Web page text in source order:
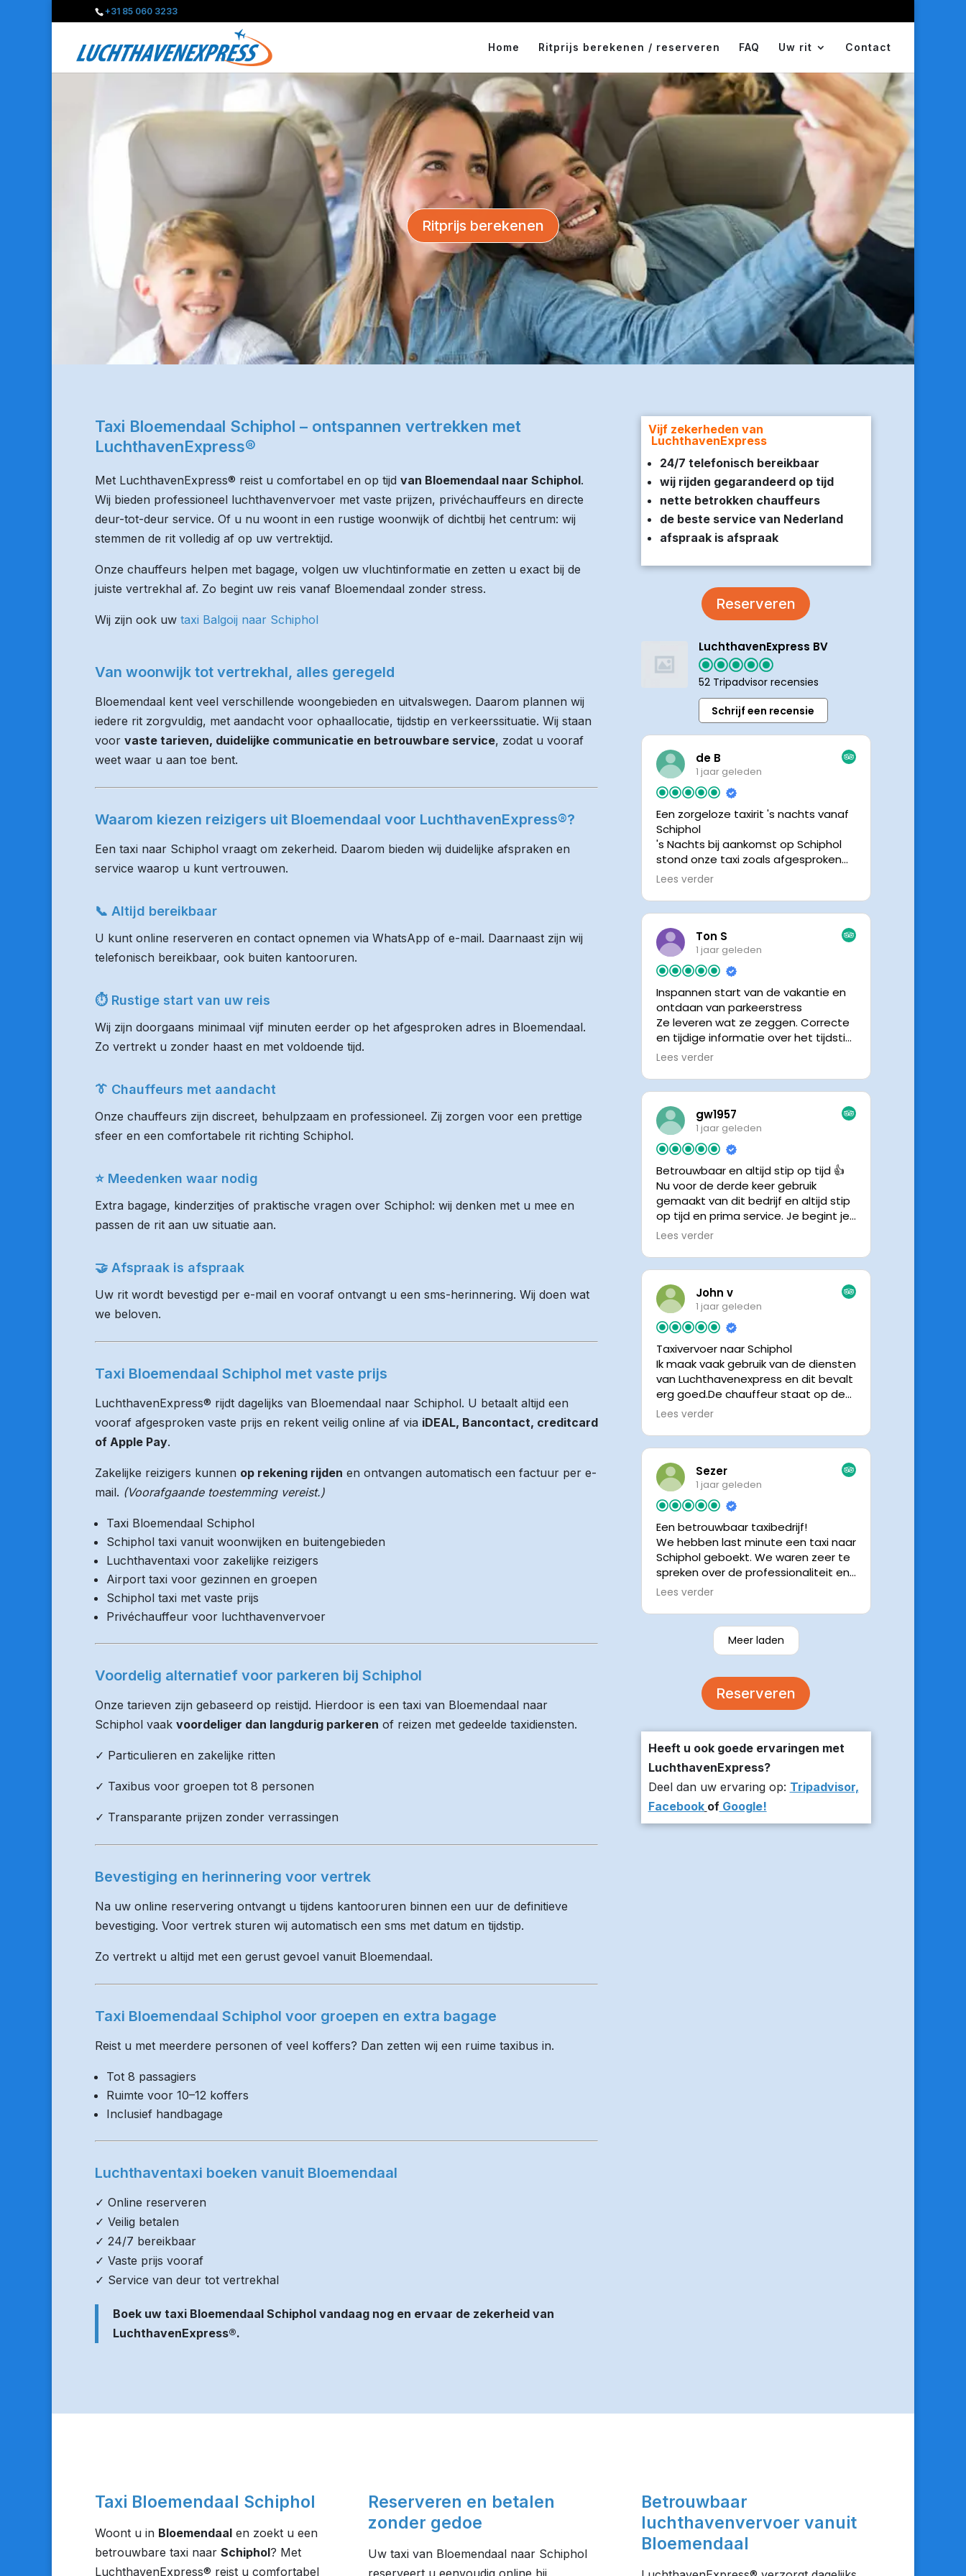
+31 85 060 3233
Home Ritprijs berekenen / reserveren FAQ Uw rit Contact
Ritprijs berekenen
Taxi Bloemendaal Schiphol – ontspannen vertrekken met
LuchthavenExpress®
Met LuchthavenExpress® reist u comfortabel en op tijd van Bloemendaal naar Schiphol.
Wij bieden professioneel luchthavenvervoer met vaste prijzen, privéchauffeurs en directe
deur-tot-deur service. Of u nu woont in een rustige woonwijk of dichtbij het centrum: wij
stemmen de rit volledig af op uw vertrektijd.
Onze chauffeurs helpen met bagage, volgen uw vluchtinformatie en zetten u exact bij de
juiste vertrekhal af. Zo begint uw reis vanaf Bloemendaal zonder stress.
Wij zijn ook uw taxi Balgoij naar Schiphol
Van woonwijk tot vertrekhal, alles geregeld
Bloemendaal kent veel verschillende woongebieden en uitvalswegen. Daarom plannen wij
iedere rit zorgvuldig, met aandacht voor ophaallocatie, tijdstip en verkeerssituatie. Wij staan
voor vaste tarieven, duidelijke communicatie en betrouwbare service, zodat u vooraf
weet waar u aan toe bent.
Waarom kiezen reizigers uit Bloemendaal voor LuchthavenExpress®?
Een taxi naar Schiphol vraagt om zekerheid. Daarom bieden wij duidelijke afspraken en
service waarop u kunt vertrouwen.
📞 Altijd bereikbaar
U kunt online reserveren en contact opnemen via WhatsApp of e-mail. Daarnaast zijn wij
telefonisch bereikbaar, ook buiten kantooruren.
⏱ Rustige start van uw reis
Wij zijn doorgaans minimaal vijf minuten eerder op het afgesproken adres in Bloemendaal.
Zo vertrekt u zonder haast en met voldoende tijd.
👔 Chauffeurs met aandacht
Onze chauffeurs zijn discreet, behulpzaam en professioneel. Zij zorgen voor een prettige
sfeer en een comfortabele rit richting Schiphol.
⭐ Meedenken waar nodig
Extra bagage, kinderzitjes of praktische vragen over Schiphol: wij denken met u mee en
passen de rit aan uw situatie aan.
🤝 Afspraak is afspraak
Uw rit wordt bevestigd per e-mail en vooraf ontvangt u een sms-herinnering. Wij doen wat
we beloven.
Taxi Bloemendaal Schiphol met vaste prijs
LuchthavenExpress® rijdt dagelijks van Bloemendaal naar Schiphol. U betaalt altijd een
vooraf afgesproken vaste prijs en rekent veilig online af via iDEAL, Bancontact, creditcard
of Apple Pay.
Zakelijke reizigers kunnen op rekening rijden en ontvangen automatisch een factuur per e-
mail. (Voorafgaande toestemming vereist.)
Taxi Bloemendaal Schiphol
Schiphol taxi vanuit woonwijken en buitengebieden
Luchthaventaxi voor zakelijke reizigers
Airport taxi voor gezinnen en groepen
Schiphol taxi met vaste prijs
Privéchauffeur voor luchthavenvervoer
Voordelig alternatief voor parkeren bij Schiphol
Onze tarieven zijn gebaseerd op reistijd. Hierdoor is een taxi van Bloemendaal naar
Schiphol vaak voordeliger dan langdurig parkeren of reizen met gedeelde taxidiensten.
✓ Particulieren en zakelijke ritten
✓ Taxibus voor groepen tot 8 personen
✓ Transparante prijzen zonder verrassingen
Bevestiging en herinnering voor vertrek
Na uw online reservering ontvangt u tijdens kantooruren binnen een uur de definitieve
bevestiging. Voor vertrek sturen wij automatisch een sms met datum en tijdstip.
Zo vertrekt u altijd met een gerust gevoel vanuit Bloemendaal.
Taxi Bloemendaal Schiphol voor groepen en extra bagage
Reist u met meerdere personen of veel koffers? Dan zetten wij een ruime taxibus in.
Tot 8 passagiers
Ruimte voor 10–12 koffers
Inclusief handbagage
Luchthaventaxi boeken vanuit Bloemendaal
✓ Online reserveren
✓ Veilig betalen
✓ 24/7 bereikbaar
✓ Vaste prijs vooraf
✓ Service van deur tot vertrekhal
Boek uw taxi Bloemendaal Schiphol vandaag nog en ervaar de zekerheid van
LuchthavenExpress®.
Vijf zekerheden van
LuchthavenExpress
24/7 telefonisch bereikbaar
wij rijden gegarandeerd op tijd
nette betrokken chauffeurs
de beste service van Nederland
afspraak is afspraak
Reserveren
LuchthavenExpress BV
52 Tripadvisor recensies
Schrijf een recensie
de B
1 jaar geleden
Een zorgeloze taxirit 's nachts vanaf
Schiphol
's Nachts bij aankomst op Schiphol
stond onze taxi zoals afgesproken
keurig te wachten. Dankzij de goede
chauffeur wisten we precies waar de
chauffeur, met een prachtige auto
was het een comfortabele rit. Graag
tot de volgende de keer.
Lees verder
Ton S
1 jaar geleden
Inspannen start van de vakantie en
ontdaan van parkeerstress
Ze leveren wat ze zeggen. Correcte
en tijdige informatie over het tijdstip
van ophalen. Voldeed ook nu weer
Lees verder
gw1957
1 jaar geleden
Betrouwbaar en altijd stip op tijd 👍
Nu voor de derde keer gebruik
gemaakt van dit bedrijf en altijd stip
op tijd en prima service. Je begint je
vakantie zonder zorgen iig. 👍👍
Lees verder
John v
1 jaar geleden
Taxivervoer naar Schiphol
Ik maak vaak gebruik van de diensten
van Luchthavenexpress en dit bevalt
erg goed.De chauffeur staat op de
afgesproken tijd klaar om je op te
neemt de chauffeur direct contact
staat.Altijd nette chauffeurs, en in
mijn geval is het voordeliger dan
parkeren op P3 bij 9 dagen parkeren.
En dan hopen dat je auto geen
schade heeft ivm de krappe
parkeervakken. Ik beveel
Luchthavenexpress dan ook zeker
aan.
Lees verder
Sezer
1 jaar geleden
Een betrouwbaar taxibedrijf!
We hebben last minute een taxi naar
Schiphol geboekt. We waren zeer te
spreken over de professionaliteit en
vriendelijkheid van luchthavenexpres!
verzekerde om er op tijd te zijn en
stuurde z’n live locatie een paar
minuten voor aanvang bij ons thuis.
volgende keer zou ik weer hier
Lees verder
Meer laden
Reserveren
Heeft u ook goede ervaringen met
LuchthavenExpress?
Deel dan uw ervaring op: Tripadvisor,
Facebook ofGoogle!
Taxi Bloemendaal Schiphol
Woont u in Bloemendaal en zoekt u een
betrouwbare taxi naar Schiphol? Met
LuchthavenExpress® reist u comfortabel
Reserveren en betalen
zonder gedoe
Uw taxi van Bloemendaal naar Schiphol
reserveert u eenvoudig online bij
Betrouwbaar
luchthavenvervoer vanuit
Bloemendaal